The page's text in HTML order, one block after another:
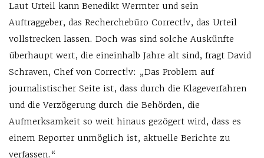
Laut Urteil kann Benedikt Wermter und sein
Auftraggeber, das Recherchebüro Correct!v, das Urteil
vollstrecken lassen. Doch was sind solche Auskünfte
überhaupt wert, die eineinhalb Jahre alt sind, fragt David
Schraven, Chef von Correct!v: „Das Problem auf
journalistischer Seite ist, dass durch die Klageverfahren
und die Verzögerung durch die Behörden, die
Aufmerksamkeit so weit hinaus gezögert wird, dass es
einem Reporter unmöglich ist, aktuelle Berichte zu
verfassen.“